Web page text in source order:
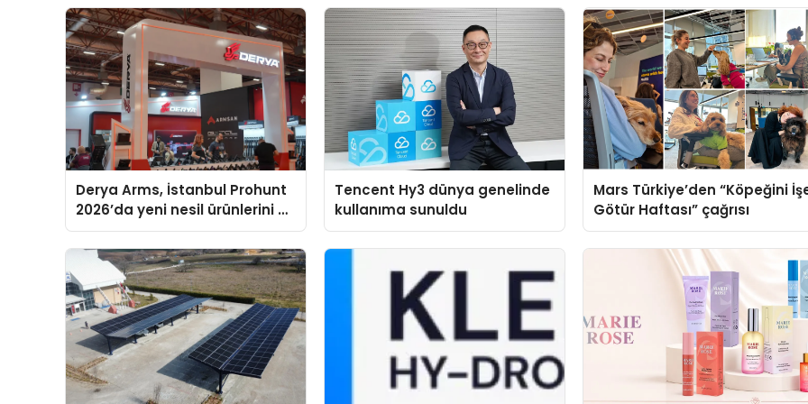
Derya Arms, İstanbul Prohunt
2026’da yeni nesil ürünlerini ve
global marka vizyonunu
sergiledi
Tencent Hy3 dünya genelinde
kullanıma sunuldu
Mars Türkiye’den “Köpeğini
Götür Haftası” çağrısı